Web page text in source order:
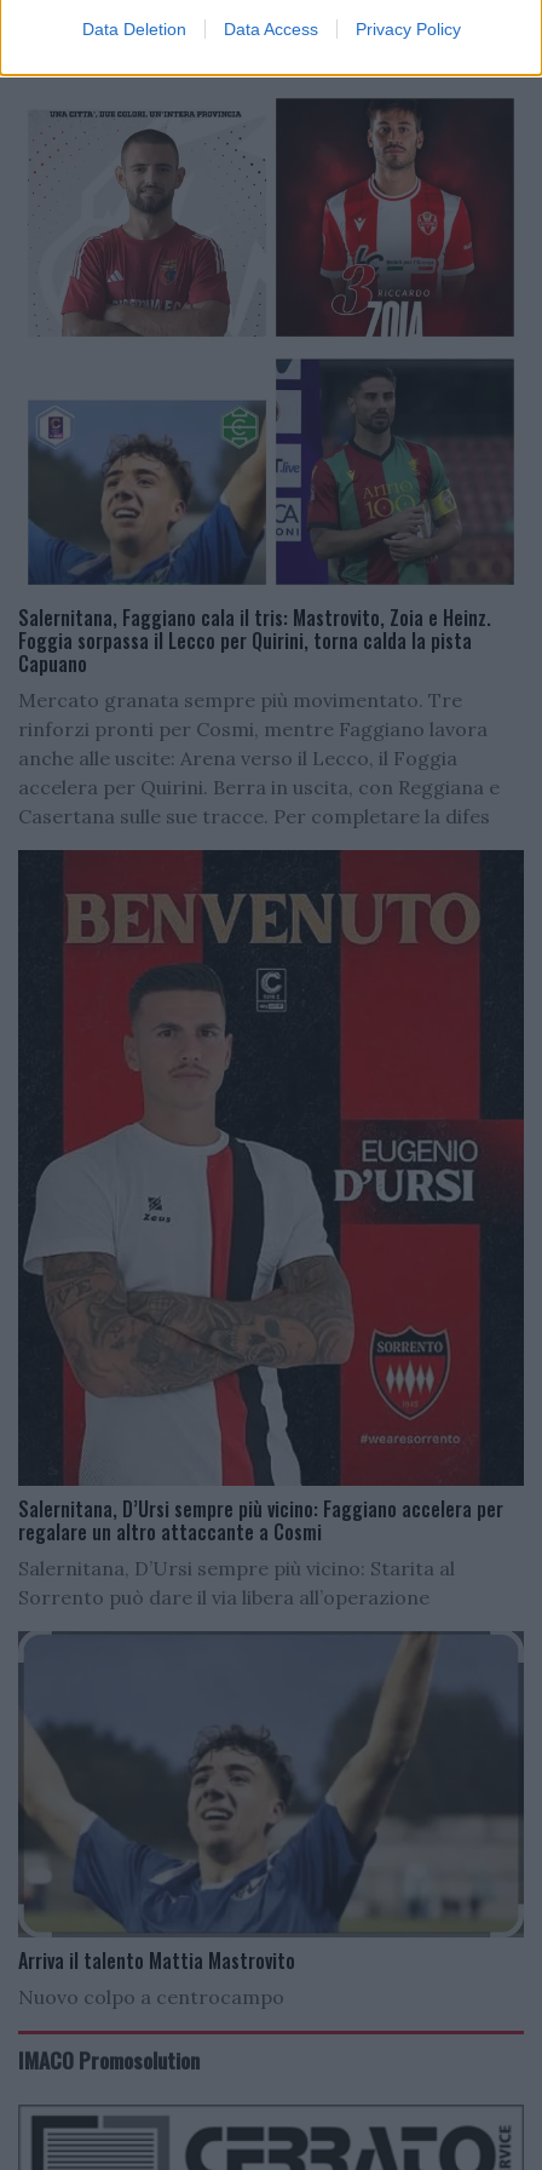
Data Deletion Data Access Privacy Policy
🔥 Trending
Salernitana, Faggiano cala il tris: Mastrovito, Zoia e Heinz.
Foggia sorpassa il Lecco per Quirini, torna calda la pista
Capuano
Mercato granata sempre più movimentato. Tre
rinforzi pronti per Cosmi, mentre Faggiano lavora
anche alle uscite: Arena verso il Lecco, il Foggia
accelera per Quirini. Berra in uscita, con Reggiana e
Casertana sulle sue tracce. Per completare la difes
Salernitana, D’Ursi sempre più vicino: Faggiano accelera per
regalare un altro attaccante a Cosmi
Salernitana, D’Ursi sempre più vicino: Starita al
Sorrento può dare il via libera all’operazione
Arriva il talento Mattia Mastrovito
Nuovo colpo a centrocampo
IMACO Promosolution